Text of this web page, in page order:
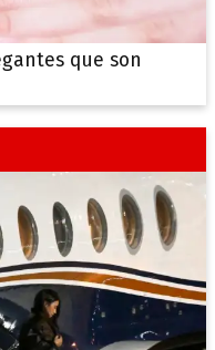
que son